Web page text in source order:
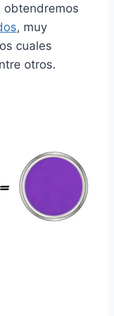
obtendremos
, muy
cuales
otros.